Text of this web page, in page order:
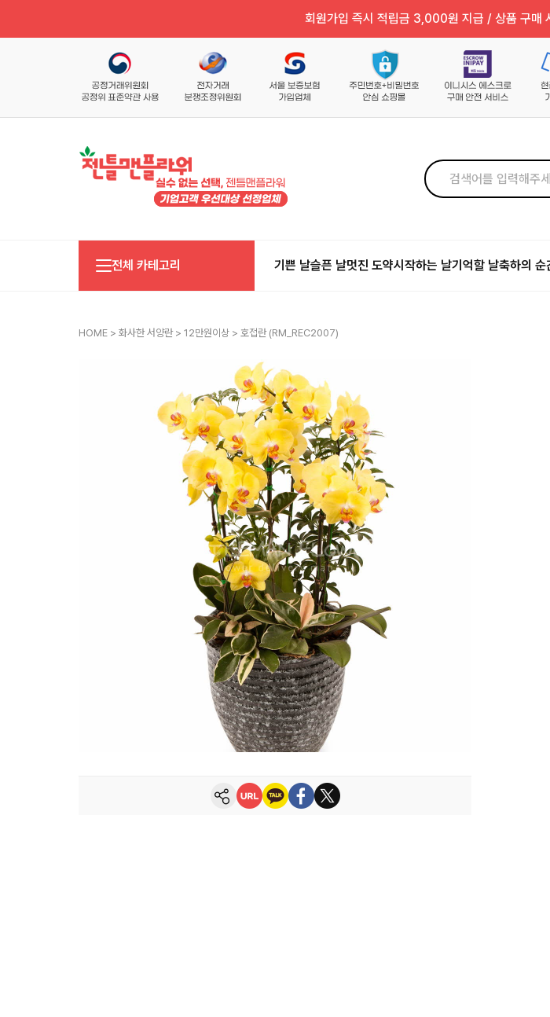
회원가입 즉시 적립금 3,000원 지급 / 상품 구매
전체 카테고리 기쁜 날슬픈 날멋진 도약시작하는 날기억할 날축하의 순
HOME > 화사한 서양란> 12만원이상 > 호접란 (RM_REC2007)